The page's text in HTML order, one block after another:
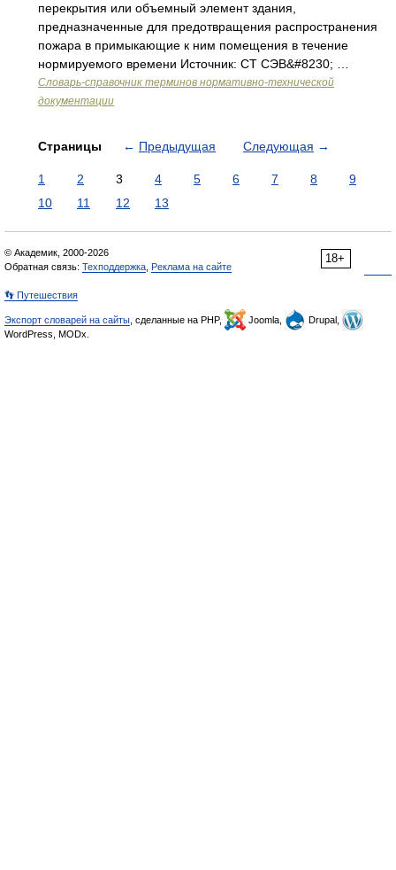
перекрытия или объемный элемент здания,
предназначенные для предотвращения распространения
пожара в примыкающие к ним помещения в течение
нормируемого времени Источник: СТ СЭВ&#8230; …
Словарь-справочник терминов нормативно-технической
документации
Страницы ← Предыдущая Следующая →
1 2 3 4 5 6 7 8
9
10
11 12 13
18+
© Академик, 2000-2026
Обратная связь: Техподдержка Реклама на сайте
👣 Путешествия
Экспорт словарей на сайты , сделанные на PHP, Joomla,
Drupal,
WordPress, MODx.